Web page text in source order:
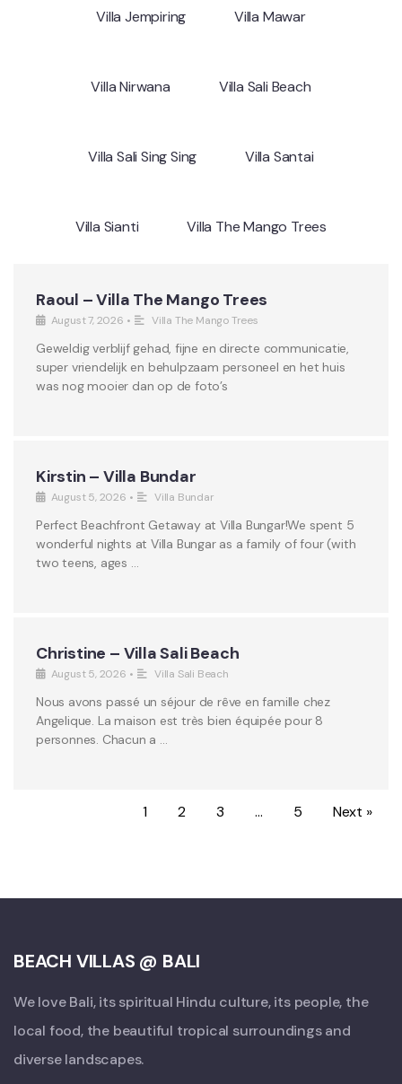
Villa Jempiring Villa Mawar
Villa Nirwana Villa Sali Beach
Villa Sali Sing Sing Villa Santai
Villa Sianti Villa The Mango Trees
Raoul – Villa The Mango Trees
August 7, 2026 • Villa The Mango Trees
Geweldig verblijf gehad, fijne en directe communicatie,
super vriendelijk en behulpzaam personeel en het huis
was nog mooier dan op de foto’s
Kirstin – Villa Bundar
August 5, 2026 • Villa Bundar
Perfect Beachfront Getaway at Villa Bungar!We spent 5
wonderful nights at Villa Bungar as a family of four (with
two teens, ages …
Christine – Villa Sali Beach
August 5, 2026 • Villa Sali Beach
Nous avons passé un séjour de rêve en famille chez
Angelique. La maison est très bien équipée pour 8
personnes. Chacun a …
1 2 3 … 5 Next »
BEACH VILLAS @ BALI
We love Bali, its spiritual Hindu culture, its people, the
local food, the beautiful tropical surroundings and
diverse landscapes.